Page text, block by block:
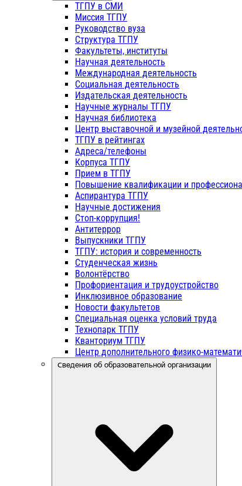
ТГПУ в СМИ
Миссия ТГПУ
Руководство вуза
Структура ТГПУ
Факультеты, институты
Научная деятельность
Международная деятельность
Социальная деятельность
Издательская деятельность
Научные журналы ТГПУ
Научная библиотека
Центр выставочной и музейной
ТГПУ в рейтингах
Адреса/телефоны
Корпуса ТГПУ
Прием в ТГПУ
Повышение квалификации и
Аспирантура ТГПУ
Научные достижения
Стоп-коррупция!
Антитеррор
Выпускники ТГПУ
ТГПУ: история и современность
Студенческая жизнь
Волонтёрство
Профориентация и трудоустройство
Инклюзивное образование
Новости факультетов
Специальная оценка условий труда
Технопарк ТГПУ
Кванториум ТГПУ
Центр дополнительного физико-
Сведения об образовательной организации